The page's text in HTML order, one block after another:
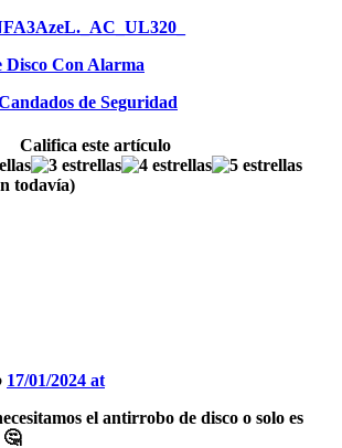
Con Alarma
de Seguridad
Califica este artículo
todavía)
17/01/2024 at
el antirrobo de disco o solo es
🤔